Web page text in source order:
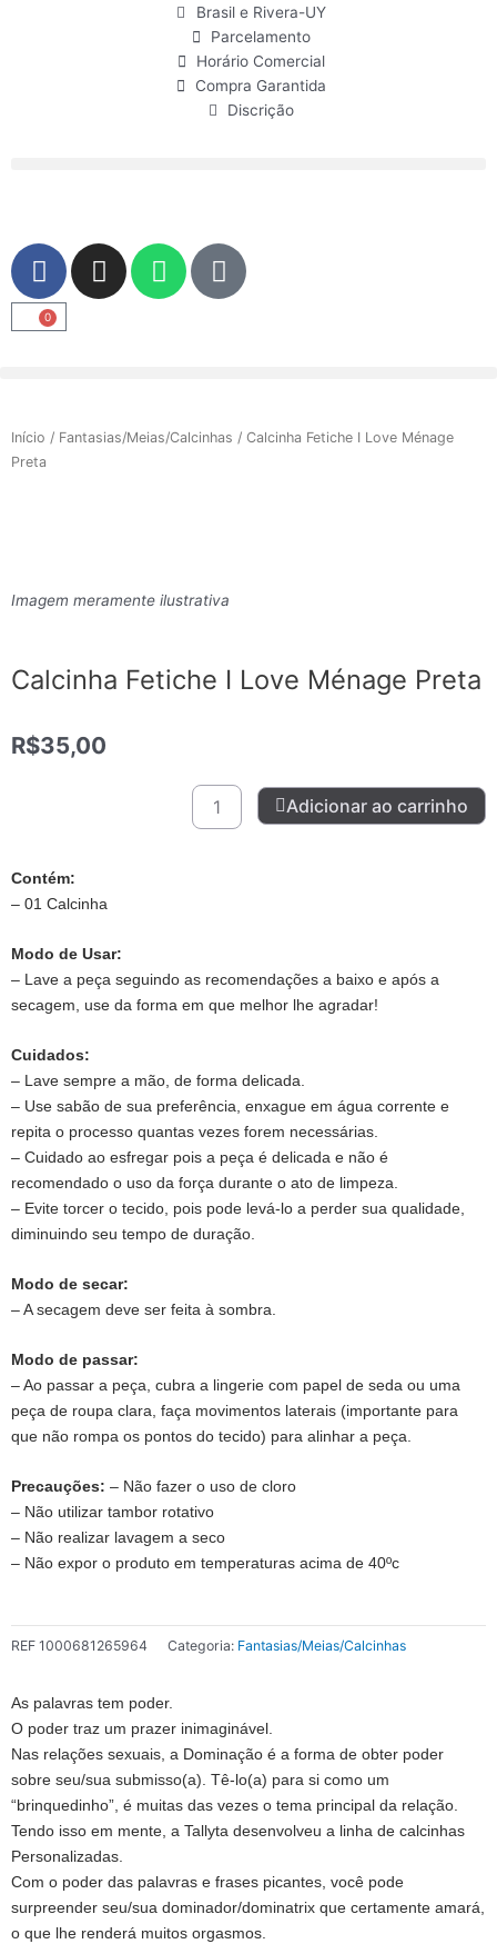
Brasil e Rivera-UY
Parcelamento
Horário Comercial
Compra Garantida
Discrição
F
a
c
e
o
k
I
n
r
a
W
h
p
p
U
s
0
Carrinho
Início / Fantasias/Meias/Calcinhas / Calcinha Fetiche I Love Ménage
Preta
Imagem meramente ilustrativa
Calcinha Fetiche I Love Ménage Preta
R$35,00
Calcinha
Fetiche
Adicionar ao carrinho
Contém:
– 01 Calcinha
Modo de Usar:
– Lave a peça seguindo as recomendações a baixo e após a
secagem, use da forma em que melhor lhe agradar!
Cuidados:
– Lave sempre a mão, de forma delicada.
– Use sabão de sua preferência, enxague em água corrente e
repita o processo quantas vezes forem necessárias.
– Cuidado ao esfregar pois a peça é delicada e não é
recomendado o uso da força durante o ato de limpeza.
– Evite torcer o tecido, pois pode levá-lo a perder sua qualidade,
diminuindo seu tempo de duração.
Modo de secar:
– A secagem deve ser feita à sombra.
Modo de passar:
– Ao passar a peça, cubra a lingerie com papel de seda ou uma
peça de roupa clara, faça movimentos laterais (importante para
que não rompa os pontos do tecido) para alinhar a peça.
Precauções: – Não fazer o uso de cloro
– Não utilizar tambor rotativo
– Não realizar lavagem a seco
– Não expor o produto em temperaturas acima de 40ºc
REF 1000681265964 Categoria: Fantasias/Meias/Calcinhas
As palavras tem poder.
O poder traz um prazer inimaginável.
Nas relações sexuais, a Dominação é a forma de obter poder
sobre seu/sua submisso(a). Tê-lo(a) para si como um
“brinquedinho”, é muitas das vezes o tema principal da relação.
Tendo isso em mente, a Tallyta desenvolveu a linha de calcinhas
Personalizadas.
Com o poder das palavras e frases picantes, você pode
surpreender seu/sua dominador/dominatrix que certamente amará,
o que lhe renderá muitos orgasmos.